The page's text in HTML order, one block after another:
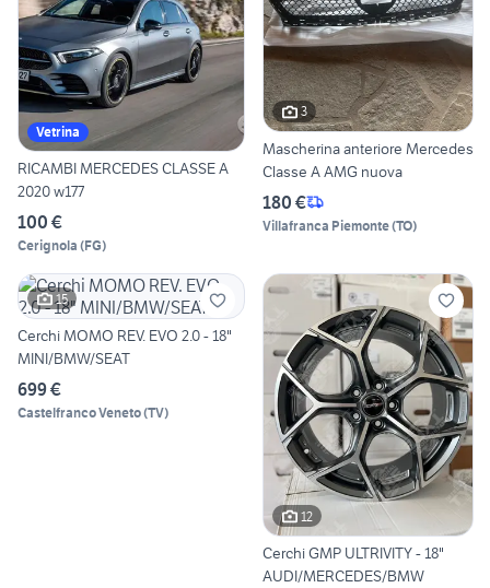
Vetrina
RICAMBI MERCEDES CLASSE A
2020 w177
100 €
Cerignola (FG)
3
Mascherina anteriore Mercedes
Classe A AMG nuova
180 €
Villafranca Piemonte(TO)
15
Cerchi MOMO REV. EVO 2.0 - 18"
MINI/BMW/SEAT
699 €
Castelfranco Veneto(TV)
12
Cerchi GMP ULTRIVITY - 18"
AUDI/MERCEDES/BMW